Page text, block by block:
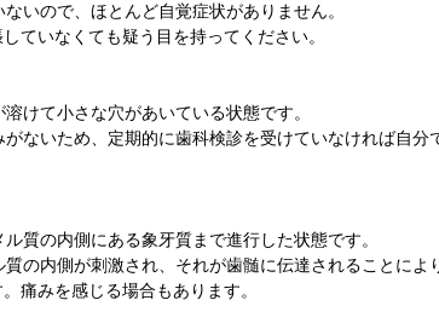
いので、ほとんど自覚症状がありません。
ていなくても疑う目を持ってください。
けて小さな穴があいている状態です。
がないため、定期的に歯科検診を受けていなければ自分
質の内側にある象牙質まで進行した状態です。
質の内側が刺激され、それが歯髄に伝達されることによ
痛みを感じる場合もあります。